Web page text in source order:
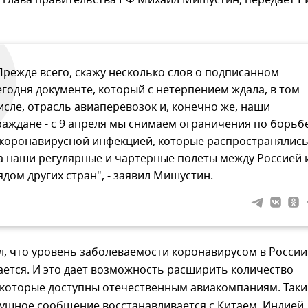
всего, скажу несколько слов о подписанном
документе, который с нетерпением ждала, в том
отрасль авиаперевозок и, конечно же, наши
- с 9 апреля мы снимаем ограничения по
инфекцией, которые распространялись
наши регулярные и чартерные полеты между Россией
других стран", - заявил Мишустин.
что уровень заболеваемости коронавирусом в России
И это дает возможность расширить количество
доступны отечественным авиакомпаниям.